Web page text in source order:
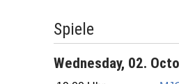
Spiele
Wednesday, 02.